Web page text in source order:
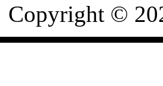
Copyright ©